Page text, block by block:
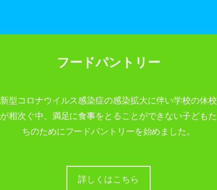
フードパントリー
新型コロナウイルス感染症の感染拡大に伴い学校の休校
が相次ぐ中、満足に食事をとることができない子どもた
ちのためにフードパントリーを始めました。
詳しくはこちら